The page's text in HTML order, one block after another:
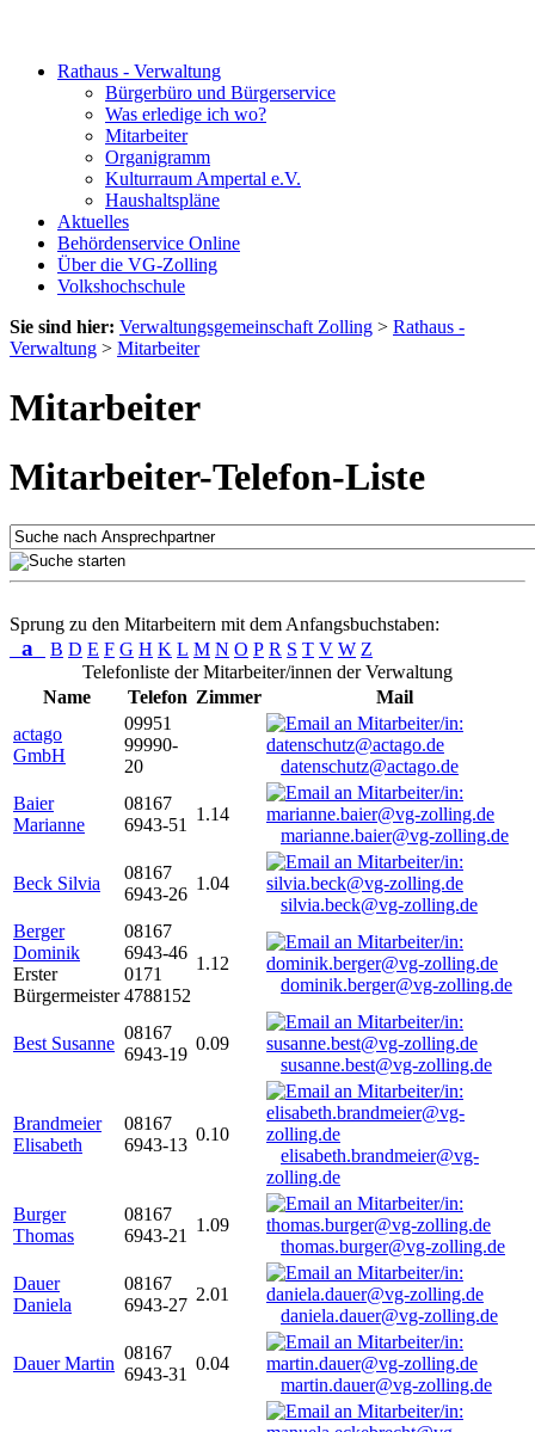
Rathaus - Verwaltung
Bürgerbüro und Bürgerservice
Was erledige ich wo?
Mitarbeiter
Organigramm
Kulturraum Ampertal e.V.
Haushaltspläne
Aktuelles
Behördenservice Online
Über die VG-Zolling
Volkshochschule
Sie sind hier: Verwaltungsgemeinschaft Zolling > Rathaus -
Verwaltung > Mitarbeiter
Mitarbeiter
Mitarbeiter-Telefon-Liste
Sprung zu den Mitarbeitern mit dem Anfangsbuchstaben:
a B D E F G H K L M N O P R S T V W Z
Telefonliste der Mitarbeiter/innen der Verwaltung
Name
Telefon Zimmer
Mail
actago
GmbH
09951
99990-
20
datenschutz@actago.de
Baier
Marianne
08167
6943-51
1.14
marianne.baier@vg-zolling.de
Beck Silvia
08167
6943-26
1.04
silvia.beck@vg-zolling.de
Berger
Dominik
Erster
Bürgermeister
08167
6943-46
0171
4788152
1.12
dominik.berger@vg-zolling.de
Best Susanne
08167
6943-19
0.09
susanne.best@vg-zolling.de
Brandmeier
Elisabeth
08167
6943-13
0.10
elisabeth.brandmeier@vg-
zolling.de
Burger
Thomas
08167
6943-21
1.09
thomas.burger@vg-zolling.de
Dauer
Daniela
08167
6943-27
2.01
daniela.dauer@vg-zolling.de
Dauer Martin
08167
6943-31
0.04
martin.dauer@vg-zolling.de